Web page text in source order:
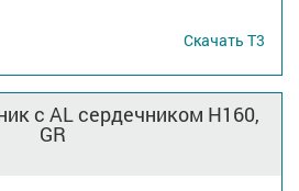
Скачать Т3
с AL сердечником H160,
GR